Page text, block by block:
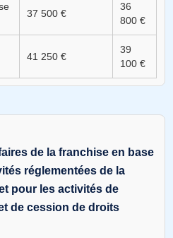
37 500 €
36
800 €
41 250 €
39
100 €
de la franchise en base
réglementées de la
pour les activités de
de cession de droits